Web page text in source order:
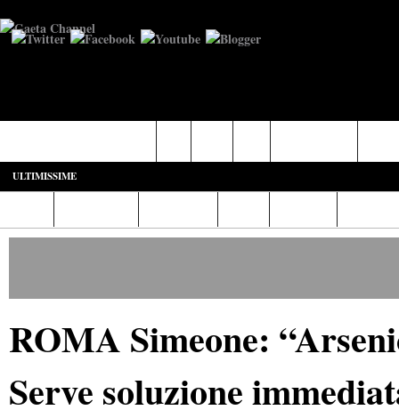
ULTIMISSIME
ROMA Simeone:
Serve soluzione